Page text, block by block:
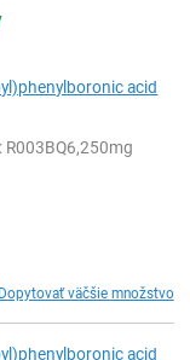
acid
: R003BQ6,250mg
Dopytovať väčšie množstvo
acid